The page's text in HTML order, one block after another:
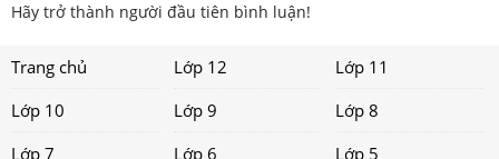
Hãy trở thành người đầu tiên bình luận!
Trang chủ Lớp 12
Lớp 11
Lớp 10
Lớp 9
Lớp 8
Lớp 7
Lớp 6 Lớp 5